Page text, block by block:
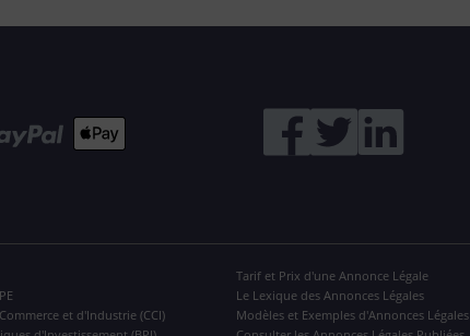
et d'Industrie (CCI)
Tarif et Prix d'une Annonce Légale
Le Lexique des Annonces Légales
Modèles et Exemples d'Annonces Légales